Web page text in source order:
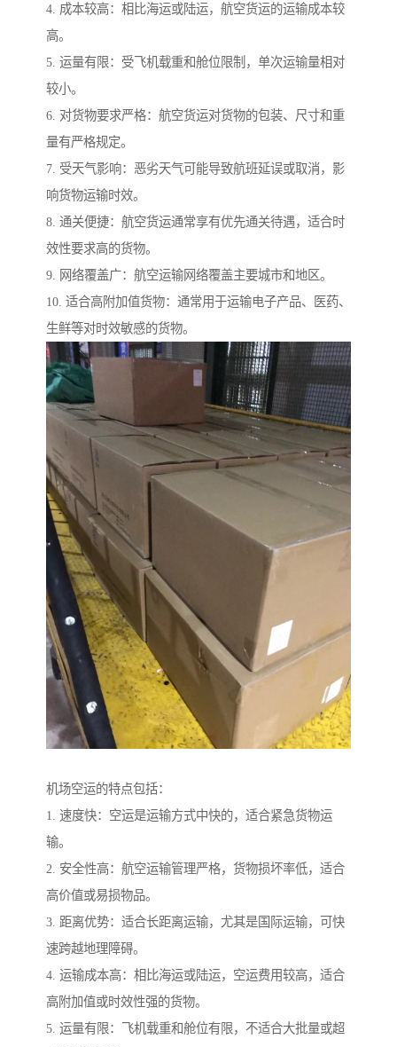
4. 成本较高：相比海运或陆运，航空货运的运输成本较
高。
5. 运量有限：受飞机载重和舱位限制，单次运输量相对
较小。
6. 对货物要求严格：航空货运对货物的包装、尺寸和重
量有严格规定。
7. 受天气影响：恶劣天气可能导致航班延误或取消，影
响货物运输时效。
8. 通关便捷：航空货运通常享有优先通关待遇，适合时
效性要求高的货物。
9. 网络覆盖广：航空运输网络覆盖主要城市和地区。
10. 适合高附加值货物：通常用于运输电子产品、医药、
生鲜等对时效敏感的货物。
机场空运的特点包括：
1. 速度快：空运是运输方式中快的，适合紧急货物运
输。
2. 安全性高：航空运输管理严格，货物损坏率低，适合
高价值或易损物品。
3. 距离优势：适合长距离运输，尤其是国际运输，可快
速跨越地理障碍。
4. 运输成本高：相比海运或陆运，空运费用较高，适合
高附加值或时效性强的货物。
5. 运量有限：飞机载重和舱位有限，不适合大批量或超